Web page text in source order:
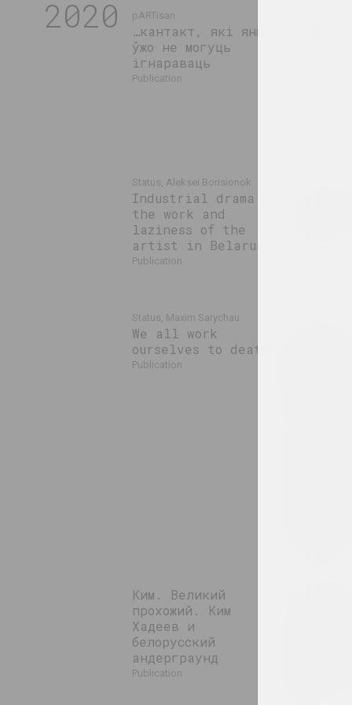
2020 pARTisan
…кантакт, які яны
ўжо не могуць
ігнараваць
publication
Status, Aleksei Borisionok
Industrial drama:
the work and
laziness of the
artist in Belarus
publication
Status, Maxim Sarychau
We all work
ourselves to death
publication
Ким. Великий
прохожий. Ким
Хадеев и
белорусский
андерграунд
publication